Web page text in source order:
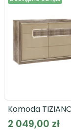
Komoda
TZK23B
2 049,00 zł